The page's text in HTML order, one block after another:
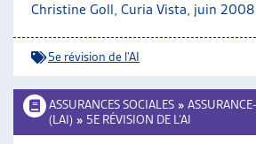
Christine Goll, Curia Vista, juin 2008
5e révision de l'AI
ASSURANCES SOCIALES »
(LAI) » 5E RÉVISION DE L’AI